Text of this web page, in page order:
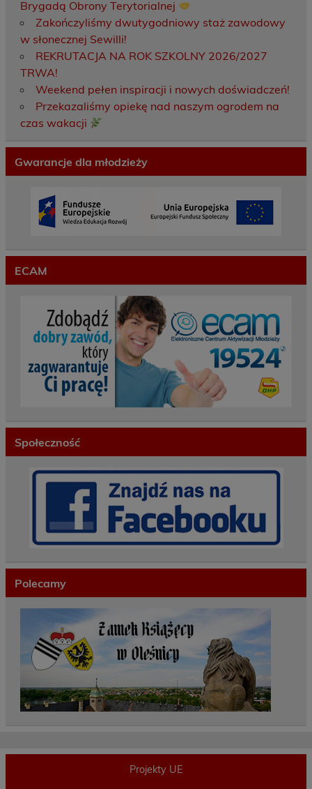
Brygadą Obrony Terytorialnej
Zakończyliśmy dwutygodniowy staż zawodowy
w słonecznej Sewilli!
REKRUTACJA NA ROK SZKOLNY 2026/2027
TRWA!
Weekend pełen inspiracji i nowych doświadczeń!
Przekazaliśmy opiekę nad naszym ogrodem na
czas wakacji
Gwarancje dla młodzieży
ECAM
Społeczność
Polecamy
Projekty UE